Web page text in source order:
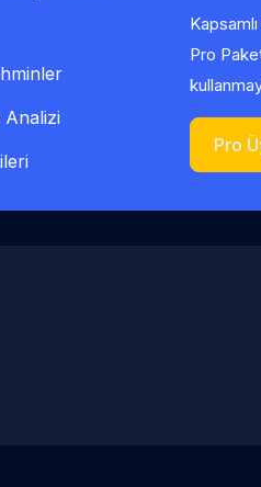
Analizi
Pro
Pro